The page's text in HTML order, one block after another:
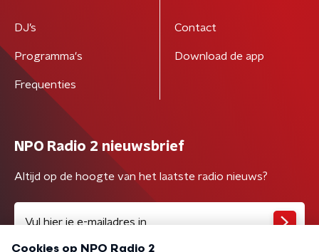
DJ’s
Programma's
Frequenties
Contact
Download de app
NPO Radio 2 nieuwsbrief
Altijd op de hoogte van het laatste radio nieuws?